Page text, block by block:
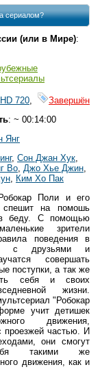
сериалом?
(или в Мире):
HD 720
Завершён
: ~ 00:14:00
Янг
, Сон Джан Хук
Во Джо Хье Джин
Ким Хо Пак
Поли и его
спешит на помошь
беду. С помощью
зрители
поведения в
с друзьями и
совершать
поступки, а так же
себя и своих
жизни.
"Робокар
учит детишек
движения,
проезжей частью. И
они смогут
такими же
движения, как и